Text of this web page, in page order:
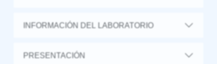
INFORMACIÓN DEL LABORATORIO
PRESENTACIÓN